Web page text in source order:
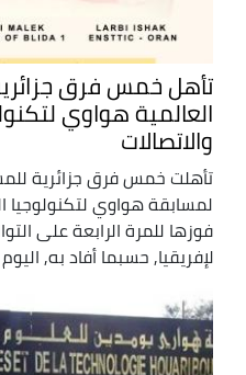
تأهل خمس فرق جزائرية
العالمية هواوي
والاتصالات
تأهلت خمس فرق جزائرية
لمسابقة هواوي لتكنولوجيا
فوزها للمرة الرابعة على
لإفريقيا, حسبما أفاد به,